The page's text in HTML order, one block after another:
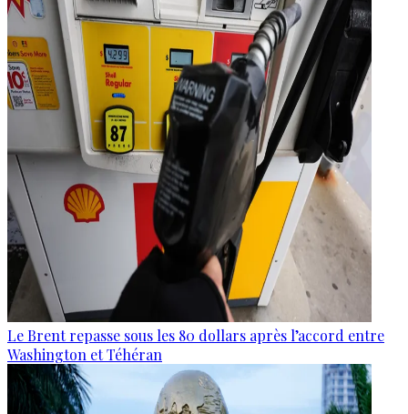
Le Brent repasse sous les 80 dollars après l’accord entre
Washington et Téhéran